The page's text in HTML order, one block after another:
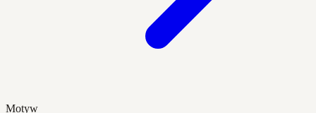
Motyw